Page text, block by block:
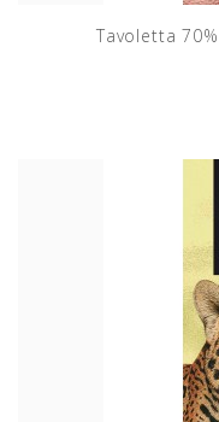
Tavoletta